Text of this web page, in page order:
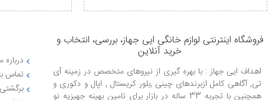
فروشگاه اینترنتی لوازم خانگی ایی جهاز، بررسی، انتخاب و
خرید آنلاین
اهداف ایی جهاز : با بهره گیری از نیروهای متخصص در زمینه آی
تی, آگاهی کامل ازبرندهای چینی ,بلور کریستال , اپال و دکوری و
همچنین با تجربه 33 ساله در بازار برای تامین بهینه جهیزیه نو
درباره
تماس